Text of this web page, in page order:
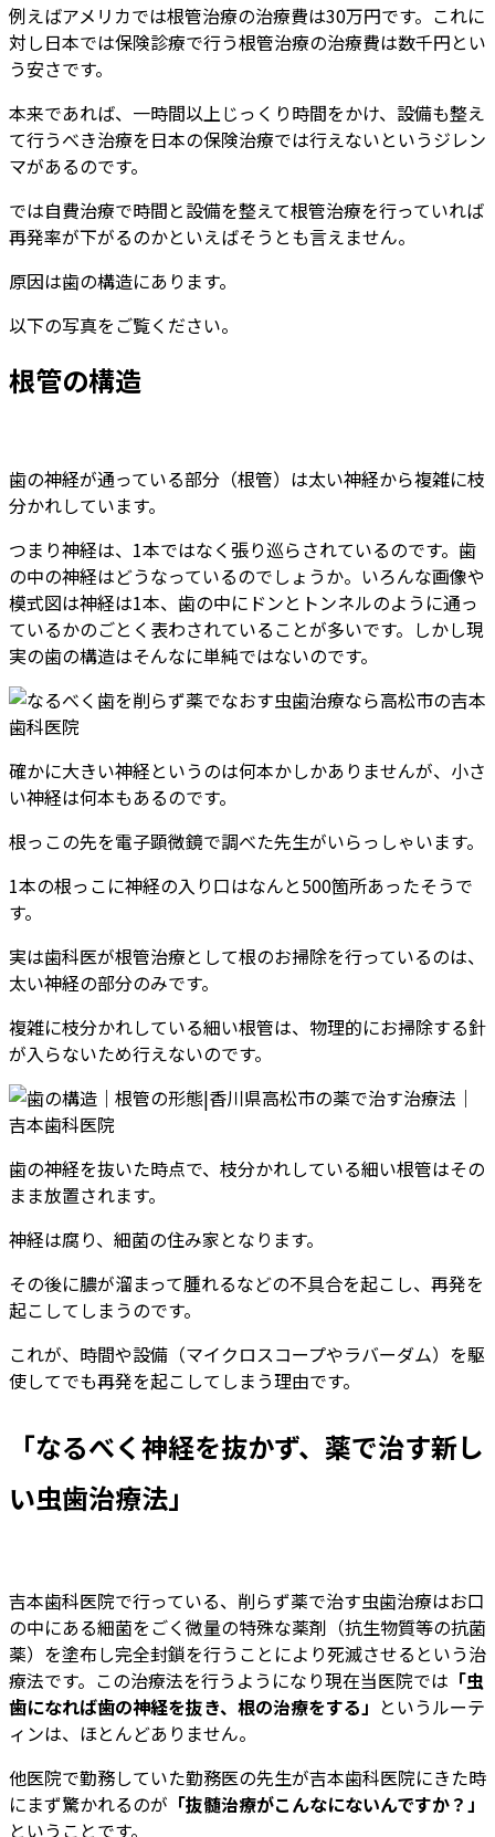
例えばアメリカでは根管治療の治療費は30万円です。これに
対し日本では保険診療で行う根管治療の治療費は数千円とい
う安さです。
本来であれば、一時間以上じっくり時間をかけ、設備も整え
て行うべき治療を日本の保険治療では行えないというジレン
マがあるのです。
では自費治療で時間と設備を整えて根管治療を行っていれば
再発率が下がるのかといえばそうとも言えません。
原因は歯の構造にあります。
以下の写真をご覧ください。
根管の構造
歯の神経が通っている部分（根管）は太い神経から複雑に枝
分かれしています。
つまり神経は、1本ではなく張り巡らされているのです。歯
の中の神経はどうなっているのでしょうか。いろんな画像や
模式図は神経は1本、歯の中にドンとトンネルのように通っ
ているかのごとく表わされていることが多いです。しかし現
実の歯の構造はそんなに単純ではないのです。
確かに大きい神経というのは何本かしかありませんが、小さ
い神経は何本もあるのです。
根っこの先を電子顕微鏡で調べた先生がいらっしゃいます。
1本の根っこに神経の入り口はなんと500箇所あったそうで
す。
実は歯科医が根管治療として根のお掃除を行っているのは、
太い神経の部分のみです。
複雑に枝分かれしている細い根管は、物理的にお掃除する針
が入らないため行えないのです。
歯の神経を抜いた時点で、枝分かれしている細い根管はその
まま放置されます。
神経は腐り、細菌の住み家となります。
その後に膿が溜まって腫れるなどの不具合を起こし、再発を
起こしてしまうのです。
これが、時間や設備（マイクロスコープやラバーダム）を駆
使してでも再発を起こしてしまう理由です。
「なるべく神経を抜かず、薬で治す新し
い虫歯治療法」
吉本歯科医院で行っている、削らず薬で治す虫歯治療はお口
の中にある細菌をごく微量の特殊な薬剤（抗生物質等の抗菌
薬）を塗布し完全封鎖を行うことにより死滅させるという治
療法です。この治療法を行うようになり現在当医院では 「虫
歯になれば歯の神経を抜き、根の治療をする」 というルーテ
ィンは、ほとんどありません。
他医院で勤務していた勤務医の先生が吉本歯科医院にきた時
にまず驚かれるのが 「抜髄治療がこんなにないんですか？」
ということです。